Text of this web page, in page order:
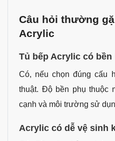
Câu hỏi thường
Acrylic
Tủ bếp Acrylic có bền
Có, nếu chọn đúng cấu
thuật. Độ bền phụ thuộc
cạnh và môi trường sử
Acrylic có dễ vệ sinh